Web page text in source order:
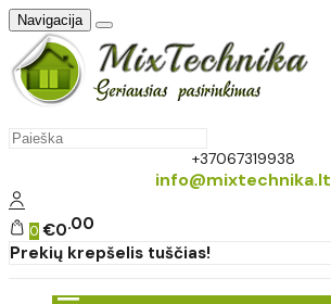
Navigacija
+37067319938
info@mixtechnika.lt
0 €0 00
Prekių krepšelis tuščias!